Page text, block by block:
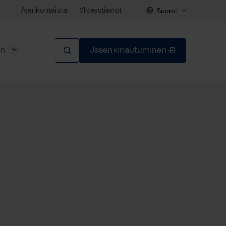
Ajankohtaista Yhteystiedot Suomi
Jäsenkirjautuminen